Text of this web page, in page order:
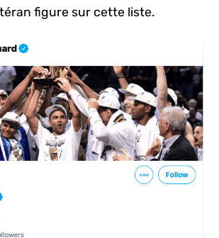
figure sur cette liste.